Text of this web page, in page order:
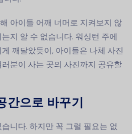
아이들 어깨 너머로 지켜보지 않
지 알 수 없습니다. 워싱턴 주에
깨달았듯이, 아이들은 나체 사진
분이 사는 곳의 사진까지 공유할
간으로 바꾸기
니다. 하지만 꼭 그럴 필요는 없